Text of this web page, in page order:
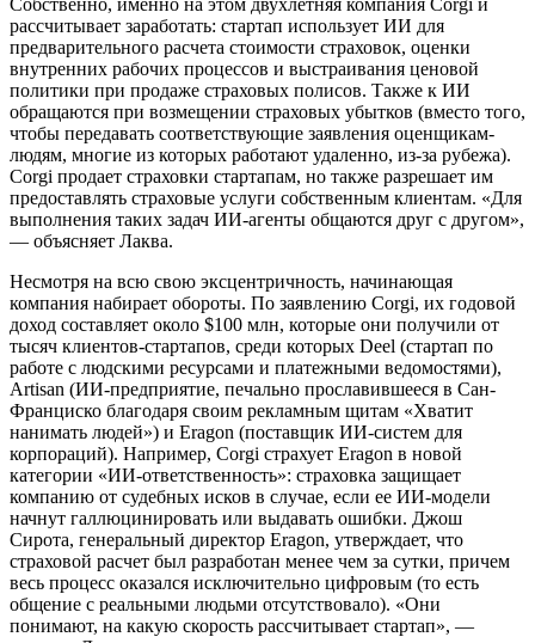
Собственно, именно на этом двухлетняя компания Corgi и
рассчитывает заработать: стартап использует ИИ для
предварительного расчета стоимости страховок, оценки
внутренних рабочих процессов и выстраивания ценовой
политики при продаже страховых полисов. Также к ИИ
обращаются при возмещении страховых убытков (вместо того,
чтобы передавать соответствующие заявления оценщикам-
людям, многие из которых работают удаленно, из-за рубежа).
Corgi продает страховки стартапам, но также разрешает им
предоставлять страховые услуги собственным клиентам. «Для
выполнения таких задач ИИ-агенты общаются друг с другом»,
— объясняет Лаква.
Несмотря на всю свою эксцентричность, начинающая
компания набирает обороты. По заявлению Corgi, их годовой
доход составляет около $100 млн, которые они получили от
тысяч клиентов-стартапов, среди которых Deel (стартап по
работе с людскими ресурсами и платежными ведомостями),
Artisan (ИИ-предприятие, печально прославившееся в Сан-
Франциско благодаря своим рекламным щитам «Хватит
нанимать людей») и Eragon (поставщик ИИ-систем для
корпораций). Например, Corgi страхует Eragon в новой
категории «ИИ-ответственность»: страховка защищает
компанию от судебных исков в случае, если ее ИИ-модели
начнут галлюцинировать или выдавать ошибки. Джош
Сирота, генеральный директор Eragon, утверждает, что
страховой расчет был разработан менее чем за сутки, причем
весь процесс оказался исключительно цифровым (то есть
общение с реальными людьми отсутствовало). «Они
понимают, на какую скорость рассчитывает стартап», —